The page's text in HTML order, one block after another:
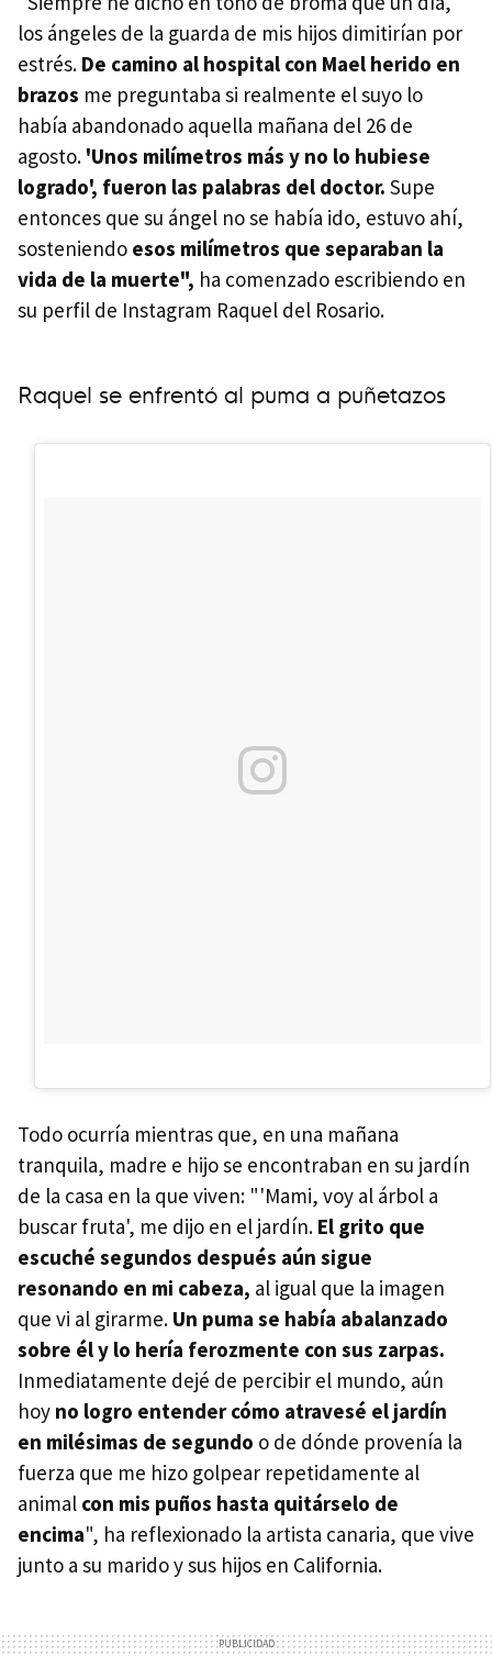
los ángeles de la guarda de mis hijos dimitirían por
estrés. De camino al hospital con Mael herido en
brazos me preguntaba si realmente el suyo lo
había abandonado aquella mañana del 26 de
agosto. 'Unos milímetros más y no lo hubiese
logrado', fueron las palabras del doctor. Supe
entonces que su ángel no se había ido, estuvo ahí,
sosteniendo esos milímetros que separaban la
vida de la muerte", ha comenzado escribiendo en
su perfil de Instagram Raquel del Rosario.
Raquel se enfrentó al puma a puñetazos
Todo ocurría mientras que, en una mañana
tranquila, madre e hijo se encontraban en su jardín
de la casa en la que viven: "'Mami, voy al árbol a
buscar fruta', me dijo en el jardín. El grito que
escuché segundos después aún sigue
resonando en mi cabeza, al igual que la imagen
que vi al girarme. Un puma se había abalanzado
sobre él y lo hería ferozmente con sus zarpas.
Inmediatamente dejé de percibir el mundo, aún
hoy no logro entender cómo atravesé el jardín
en milésimas de segundo o de dónde provenía la
fuerza que me hizo golpear repetidamente al
animal con mis puños hasta quitárselo de
encima", ha reflexionado la artista canaria, que vive
junto a su marido y sus hijos en California.